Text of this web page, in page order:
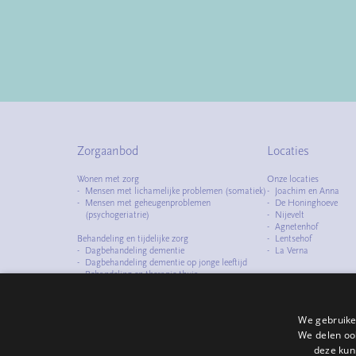
Zorgaanbod
Wonen met zorg
Mensen met lichamelijke problemen (somatiek)
Mensen met geheugenproblemen
(psychogeriatrie)
Behandeling en tijdelijke zorg
Dagbehandeling dementie
Dagbehandeling dementie op jonge leeftijd
Behandeling en therapie thuis
Locaties
Onze locaties
Joachim en Anna
De Honinghoeve
Nijevelt
Agnetenhof
Lentsehof
La Verna
We
We delen
deze